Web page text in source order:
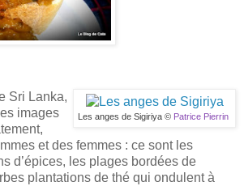
Les anges de Sigiriya © Patrice Pierrin
Sri Lanka,
images
et des femmes : ce sont les
d’épices, les plages bordées de
plantations de thé qui ondulent à